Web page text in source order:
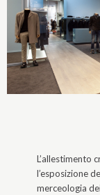
L’allestimento
l’esposizione
merceologia